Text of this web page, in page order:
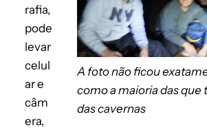
A foto não ficou
como a maioria das
das cavernas
rafia,
pode
levar
celul
ar e
câm
era,